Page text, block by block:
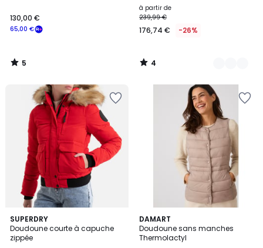
65,00 €
130,00 €
5
/
à partir de
239,99 €
176,74 € -26%
4
/
SUPERDRY
Doudoune courte à capuche
zippée
4,8
/ 5
DAMART
Doudoune sans manches
Thermolactyl
2
Couleurs